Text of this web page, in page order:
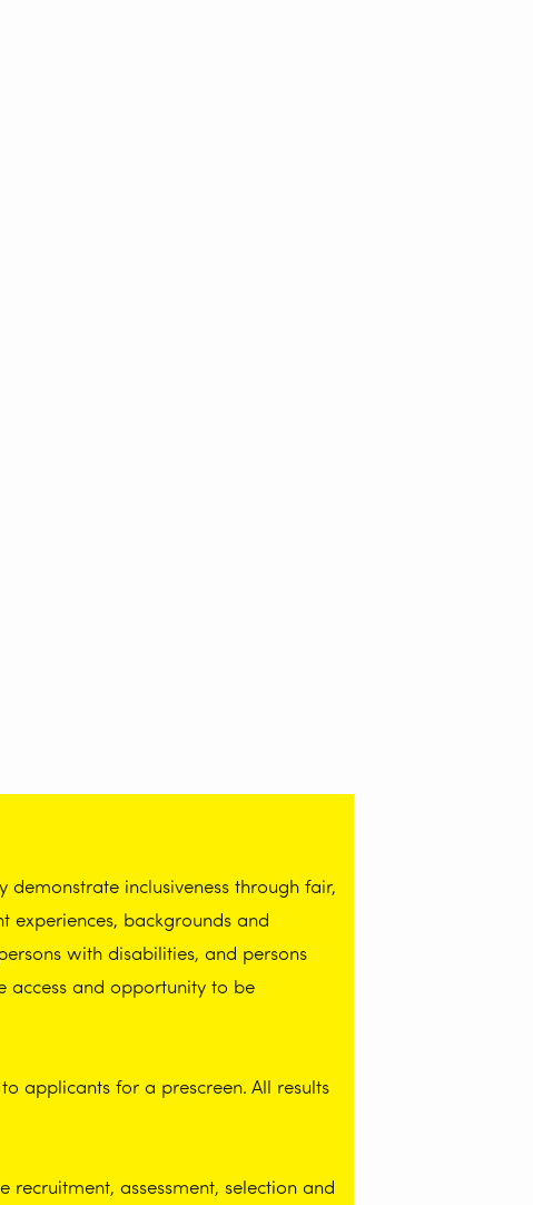
inclusiveness through fair,
experiences, backgrounds and
with disabilities, and persons
access and opportunity to be
applicants for a prescreen. All results
assessment, selection and